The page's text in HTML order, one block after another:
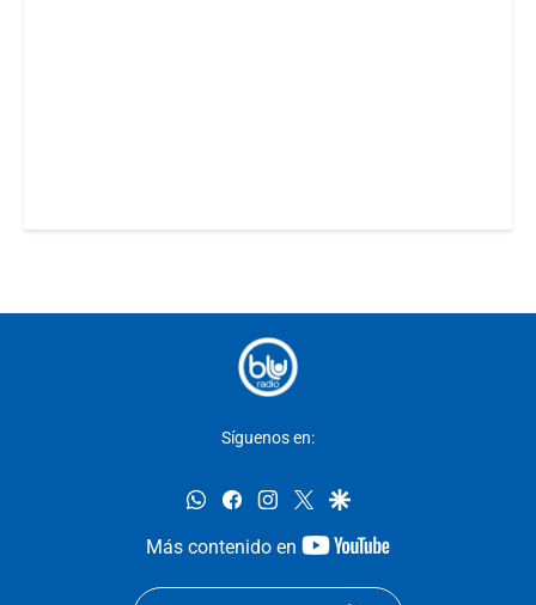
Síguenos en:
whatsappfacebookinstagram
twittergoogle
Más contenido en
youtube-